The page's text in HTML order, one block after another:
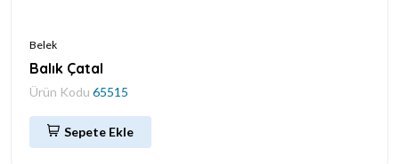
Belek
Balık Çatal
Ürün Kodu 65515
Sepete Ekle